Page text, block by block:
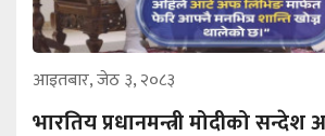
आइतबार, जेठ ३, २०८३
भारतिय प्रधानमन्त्री मोदीको सन्देश